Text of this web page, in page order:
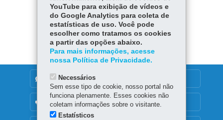
Carregar mais
DENUNCIE CORRUPÇÃO
OUVIDORIA
YouTube para exibição de vídeos e
do Google Analytics para coleta de
estatísticas de uso. Você pode
escolher como tratamos os cookies
a partir das opções abaixo.
Para mais informações, acesse
nossa Política de Privacidade.
Necessários
Sem esse tipo de cookie, nosso portal não
funciona plenamente. Esses cookies não
coletam informações sobre o visitante.
Estatísticos